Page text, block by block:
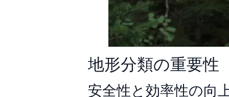
地形分類の重要性
安全性と効率性の向